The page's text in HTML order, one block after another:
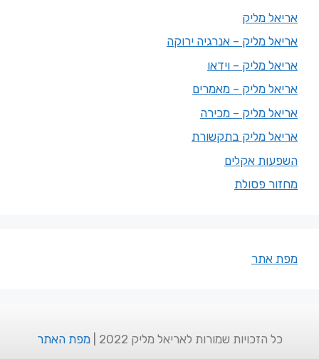
אריאל מליק
אריאל מליק – אנרגיה ירוקה
אריאל מליק – וידאו
אריאל מליק – מאמרים
אריאל מליק – מכירה
אריאל מליק בתקשורת
השפעות אקלים
מחזור פסולת
מפת אתר
כל הזכויות שמורות לאריאל מליק 2022 | מפת האתר